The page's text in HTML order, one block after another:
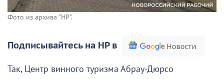
Фото из архива "НР".
Подписывайтесь на НР в
Так, Центр винного туризма Абрау-Дюрсо